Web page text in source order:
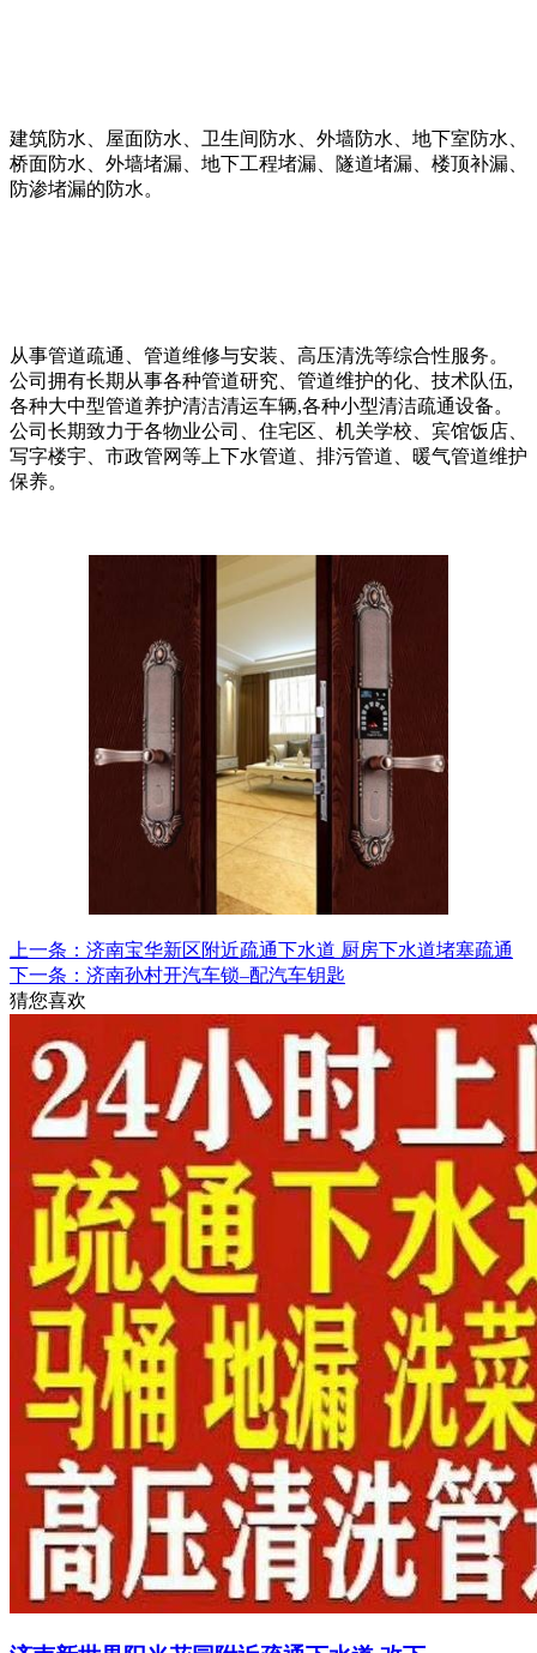
建筑防水、屋面防水、卫生间防水、外墙防水、地下室防水、
桥面防水、外墙堵漏、地下工程堵漏、隧道堵漏、楼顶补漏、
防渗堵漏的防水。
从事管道疏通、管道维修与安装、高压清洗等综合性服务。
公司拥有长期从事各种管道研究、管道维护的化、技术队伍,
各种大中型管道养护清洁清运车辆,各种小型清洁疏通设备。
公司长期致力于各物业公司、住宅区、机关学校、宾馆饭店、
写字楼宇、市政管网等上下水管道、排污管道、暖气管道维护
保养。
上一条：济南宝华新区附近疏通下水道 厨房下水道堵塞疏通
下一条：济南孙村开汽车锁–配汽车钥匙
猜您喜欢